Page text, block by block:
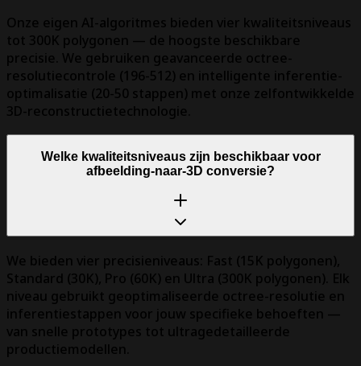
Onze eigen AI-algoritmes bieden vier kwaliteitsniveaus
tot 300K polygonen — de hoogste beschikbare
precisie. We gebruiken geavanceerde octree-
resolutiecontrole (196-512) en intelligente inferentie-
optimalisatie (20-50 stappen) met onze zelfontwikkelde
3D-reconstructietechnologie.
Welke kwaliteitsniveaus zijn beschikbaar voor
afbeelding-naar-3D conversie?
We bieden vier precisieniveaus: Fast (15K polygonen),
Standard (30K), Pro (60K) en Ultra (300K polygonen). Elk
niveau gebruikt geoptimaliseerde octree-resolutie en
inferentiestappen voor jouw specifieke behoeften —
van snelle prototypes tot ultragedetailleerde
productiemodellen.